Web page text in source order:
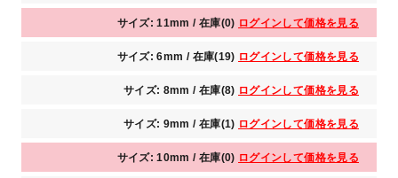
サイズ: 11mm / 在庫(0) ログインして価格を見る
サイズ: 6mm / 在庫(19) ログインして価格を見る
サイズ: 8mm / 在庫(8) ログインして価格を見る
サイズ: 9mm / 在庫(1) ログインして価格を見る
サイズ: 10mm / 在庫(0) ログインして価格を見る